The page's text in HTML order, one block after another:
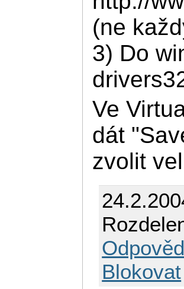
(ne
3) Do
Ve
dát
zvolit
Blokovat